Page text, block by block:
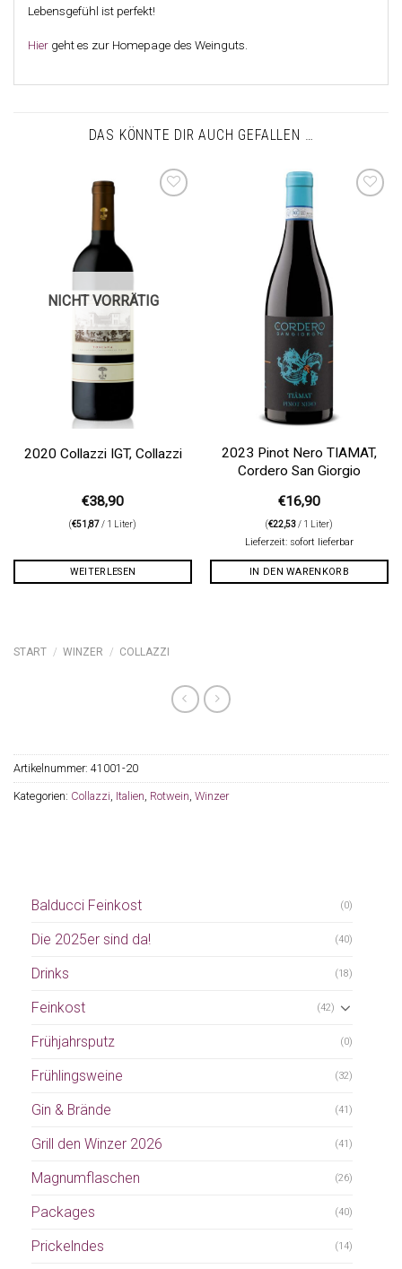
Balducci Feinkost (0)
Die 2025er sind da! (40)
Drinks (18)
Feinkost (42)
Frühjahrsputz (0)
Frühlingsweine (32)
Gin & Brände (41)
Grill den Winzer 2026 (41)
Magnumflaschen (26)
Packages (40)
Prickelndes (14)
Lebensgefühl ist perfekt!
Hier geht es zur Homepage des Weinguts.
DAS KÖNNTE DIR AUCH GEFALLEN …
NICHT VORRÄTIG
2020 Collazzi IGT, Collazzi
€38,90
(€51,87 / 1 Liter)
WEITERLESEN
2023 Pinot Nero TIAMAT,
Cordero San Giorgio
€16,90
(€22,53/ 1 Liter)
Lieferzeit: sofort lieferbar
IN DEN WARENKORB
START / WINZER / COLLAZZI
Artikelnummer: 41001-20
Kategorien: Collazzi, Italien, Rotwein, Winzer